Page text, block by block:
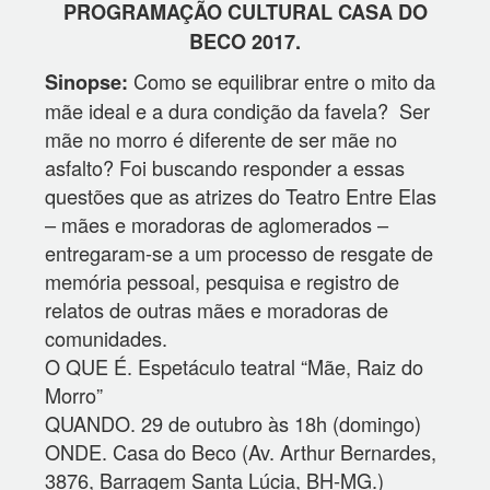
PROGRAMAÇÃO CULTURAL CASA DO
BECO 2017.
Sinopse: Como se equilibrar entre o mito da
mãe ideal e a dura condição da favela? Ser
mãe no morro é diferente de ser mãe no
asfalto? Foi buscando responder a essas
questões que as atrizes do Teatro Entre Elas
– mães e moradoras de aglomerados –
entregaram-se a um processo de resgate de
memória pessoal, pesquisa e registro de
relatos de outras mães e moradoras de
comunidades.
O QUE É. Espetáculo teatral “Mãe, Raiz do
Morro”
QUANDO. 29 de outubro às 18h (domingo)
ONDE. Casa do Beco (Av. Arthur Bernardes,
3876, Barragem Santa Lúcia, BH-MG.)